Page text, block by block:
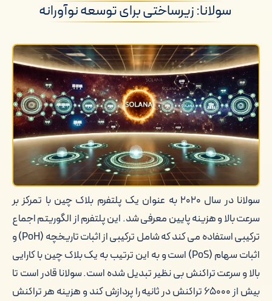
پروژه های NFT موفق بر روی سولانا
نقش سرعت و هزینه پایین سولانا در
موفقیت پروژه ها
دلایل جذابیت سولانا برای سرمایه گذاری
خرید سولانا از دیجی دلار
کلام آخر
سولانا: زیرساختی برای توسعه نوآورانه
سولانا در سال ۲۰۲۰ به عنوان یک پلتفرم بلاک چین با تمرکز بر
سرعت بالا و هزینه پایین معرفی شد. این پلتفرم از الگوریتم اجماع
ترکیبی استفاده می کند که شامل ترکیبی از اثبات تاریخچه (PoH) و
اثبات سهام (PoS) است و به این ترتیب به یک بلاک چین با کارایی
بالا و سرعت تراکنش بی نظیر تبدیل شده است. سولانا قادر است تا
بیش از ۶۵۰۰۰ تراکنش در ثانیه را پردازش کند و هزینه هر تراکنش